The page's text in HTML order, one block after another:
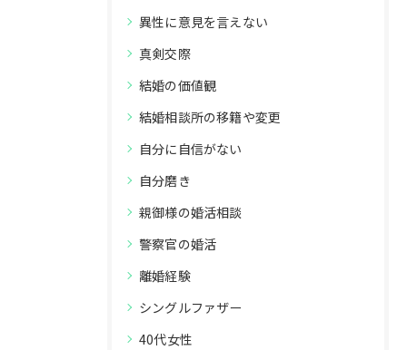
異性に意見を言えない
真剣交際
結婚の価値観
結婚相談所の移籍や変更
自分に自信がない
自分磨き
親御様の婚活相談
警察官の婚活
離婚経験
シングルファザー
40代女性